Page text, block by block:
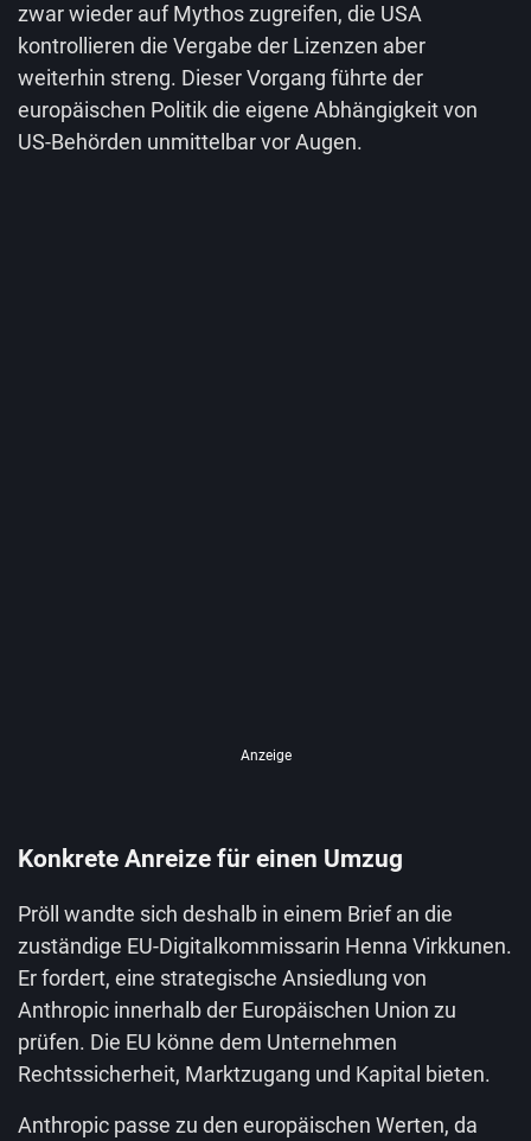
zwar wieder auf Mythos zugreifen, die USA
kontrollieren die Vergabe der Lizenzen aber
weiterhin streng. Dieser Vorgang führte der
europäischen Politik die eigene Abhängigkeit von
US-Behörden unmittelbar vor Augen.
Anzeige
Konkrete Anreize für einen Umzug
Pröll wandte sich deshalb in einem Brief an die
zuständige EU-Digitalkommissarin Henna Virkkunen.
Er fordert, eine strategische Ansiedlung von
Anthropic innerhalb der Europäischen Union zu
prüfen. Die EU könne dem Unternehmen
Rechtssicherheit, Marktzugang und Kapital bieten.
Anthropic passe zu den europäischen Werten, da